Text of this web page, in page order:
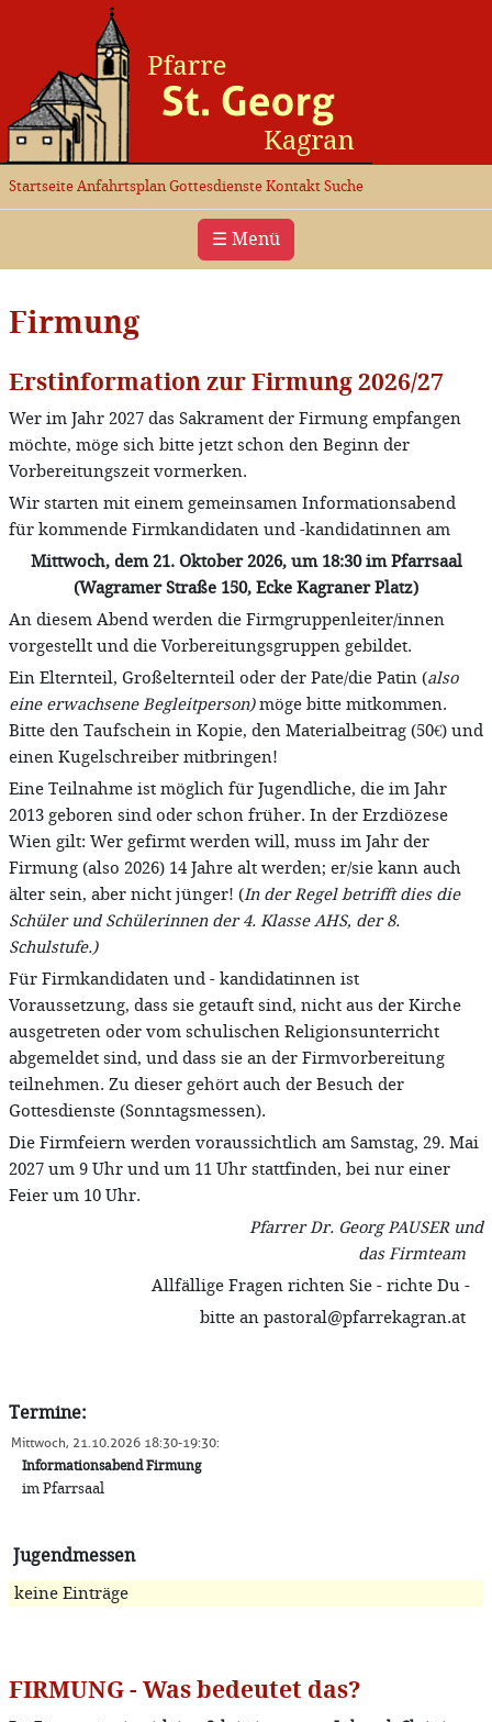
Startseite Anfahrtsplan Gottesdienste Kontakt Suche
☰ Menü
Firmung
Erstinformation zur Firmung 2026/27
Wer im Jahr 2027 das Sakrament der Firmung empfangen
möchte, möge sich bitte jetzt schon den Beginn der
Vorbereitungszeit vormerken.
Wir starten mit einem gemeinsamen Informationsabend
für kommende Firmkandidaten und -kandidatinnen am
Mittwoch, dem 21. Oktober 2026, um 18:30 im Pfarrsaal
(Wagramer Straße 150, Ecke Kagraner Platz)
An diesem Abend werden die Firmgruppenleiter/innen
vorgestellt und die Vorbereitungsgruppen gebildet.
Ein Elternteil, Großelternteil oder der Pate/die Patin (also
eine erwachsene Begleitperson)möge bitte mitkommen.
Bitte den Taufschein in Kopie, den Materialbeitrag (50€) und
einen Kugelschreiber mitbringen!
Eine Teilnahme ist möglich für Jugendliche, die im Jahr
2013 geboren sind oder schon früher. In der Erzdiözese
Wien gilt: Wer gefirmt werden will, muss im Jahr der
Firmung (also 2026) 14 Jahre alt werden; er/sie kann auch
älter sein, aber nicht jünger! (In der Regel betrifft dies die
Schüler und Schülerinnen der 4. Klasse AHS, der 8.
Schulstufe.)
Für Firmkandidaten und - kandidatinnen ist
Voraussetzung, dass sie getauft sind, nicht aus der Kirche
ausgetreten oder vom schulischen Religionsunterricht
abgemeldet sind, und dass sie an der Firmvorbereitung
teilnehmen. Zu dieser gehört auch der Besuch der
Gottesdienste (Sonntagsmessen).
Die Firmfeiern werden voraussichtlich am Samstag, 29. Mai
2027 um 9 Uhr und um 11 Uhr stattfinden, bei nur einer
Feier um 10 Uhr.
Pfarrer Dr. Georg PAUSER und
das Firmteam
Allfällige Fragen richten Sie - richte Du -
bitte an pastoral@pfarrekagran.at
Termine:
Mittwoch, 21.10.2026 18:30-19:30:
Informationsabend Firmung
im Pfarrsaal
Jugendmessen
keine Einträge
FIRMUNG - Was bedeutet das?